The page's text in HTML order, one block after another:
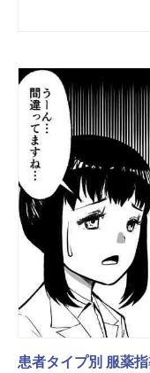
患者タイプ別 服薬